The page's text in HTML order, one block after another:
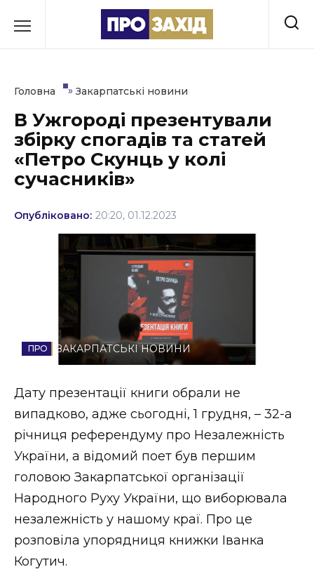
до
Культура
Освіта
Політика
Соціум
Стиль життя
Втрачений Ужгород
Втрачений Ужгород (відеоверсія)
ЗАКАРПАТСЬКІ НОВИНИ
НОВИНИ ЗАХІДНОЇ УКРАЇНИ
Головна » Закарпатські новини
В Ужгороді презентували
збірку спогадів та статей
«Петро Скунць у колі
сучасників»
Опубліковано: 20:20, 01.12.2023
ЗАКАРПАТСЬКІ НОВИНИ
Дату презентації книги обрали не
випадково, адже сьогодні, 1 грудня, – 32-а
річниця референдуму про Незалежність
України, а відомий поет був першим
головою Закарпатської організації
Народного Руху України, що виборювала
незалежність у нашому краї. Про це
розповіла упорядниця книжки Іванка
Когутич.